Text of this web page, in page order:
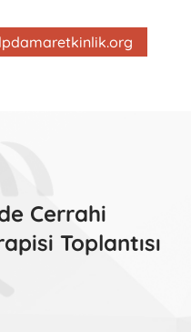
Cerrahi
Toplantısı